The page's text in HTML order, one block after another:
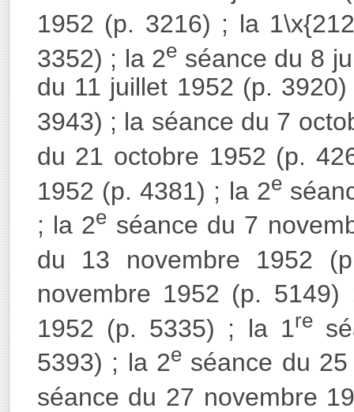
1952 (p. 3216) ; la
3352) ; la 2e séance du 8
du 11 juillet 1952 (p.
3943) ; la séance du 7
du 21 octobre 1952 (p.
1952 (p. 4381) ; la 2e
; la 2e séance du 7
du 13 novembre 1952
novembre 1952 (p.
1952 (p. 5335) ; la 1re
5393) ; la 2eséance du 25
séance du 27 novembre